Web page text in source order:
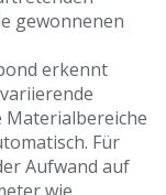
gewonnenen
erkennt
Für
Aufwand auf